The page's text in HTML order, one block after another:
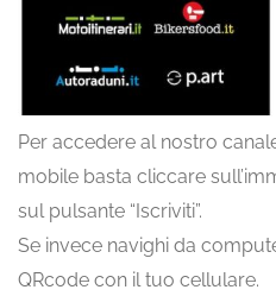
Per accedere al nostro
mobile basta cliccare
sul pulsante “Iscriviti”.
Se invece navighi da
QRcode con il tuo cellulare.